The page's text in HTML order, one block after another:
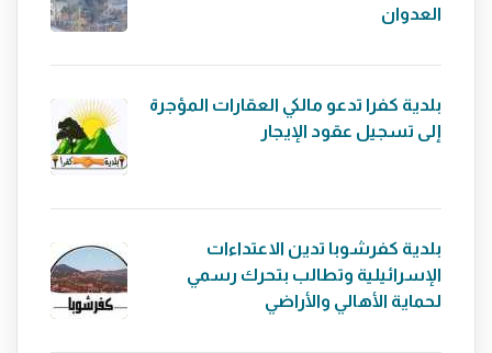
العدوان
بلدية كفرا تدعو مالكي العقارات المؤجرة
إلى تسجيل عقود الإيجار
بلدية كفرشوبا تدين الاعتداءات
الإسرائيلية وتطالب بتحرك رسمي
لحماية الأهالي والأراضي